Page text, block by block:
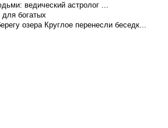
ведический астролог ...
богатых
озера Круглое перенесли беседк...